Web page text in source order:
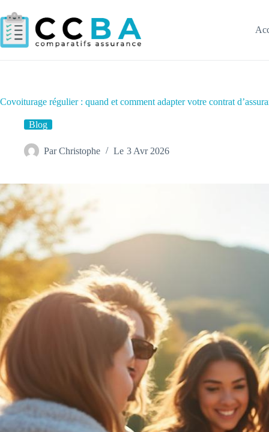
au
contenu
Covoiturage régulier : quand et comment adapter votre contrat
Blog
Par Christophe Le 3 Avr 2026